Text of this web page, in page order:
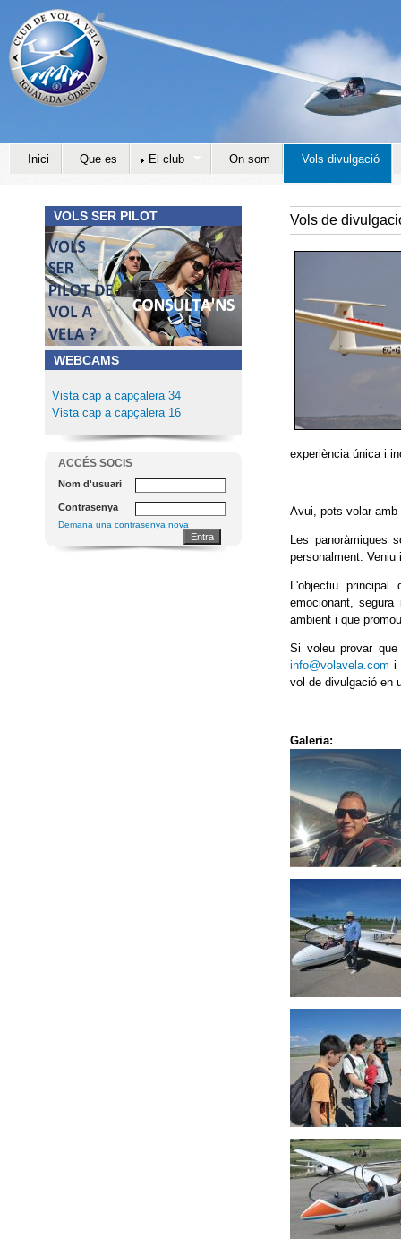
Vols de
experiència única i
Avui, pots volar
Les panoràmiques
personalment. Veniu
L'objectiu
emocionant,
ambient i que
Si voleu provar
info@volavela.com i
vol de divulgació en
Galeria:
Inici Que es El club On som Vols divulgació
VOLS SER PILOT
WEBCAMS
Vista cap a capçalera 34
Vista cap a capçalera 16
ACCÉS SOCIS
Nom d'usuari
Contrasenya
Demana una contrasenya nova